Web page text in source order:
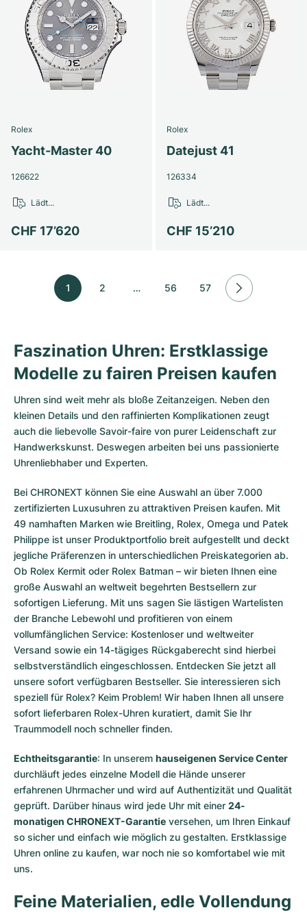
Rolex
Yacht-Master 40
126622
CHF 17’620
Lädt...
Rolex
Datejust 41
126334
CHF 15’210
Lädt...
1 2 … 56 57
Faszination Uhren: Erstklassige
Modelle zu fairen Preisen kaufen
Uhren sind weit mehr als bloße Zeitanzeigen. Neben den
kleinen Details und den raffinierten Komplikationen zeugt
auch die liebevolle Savoir-faire von purer Leidenschaft zur
Handwerkskunst. Deswegen arbeiten bei uns passionierte
Uhrenliebhaber und Experten.
Bei CHRONEXT können Sie eine Auswahl an über 7.000
zertifizierten Luxusuhren zu attraktiven Preisen kaufen. Mit
49 namhaften Marken wie Breitling, Rolex, Omega und Patek
Philippe ist unser Produktportfolio breit aufgestellt und deckt
jegliche Präferenzen in unterschiedlichen Preiskategorien ab.
Ob Rolex Kermit oder Rolex Batman – wir bieten Ihnen eine
große Auswahl an weltweit begehrten Bestsellern zur
sofortigen Lieferung. Mit uns sagen Sie lästigen Wartelisten
der Branche Lebewohl und profitieren von einem
vollumfänglichen Service: Kostenloser und weltweiter
Versand sowie ein 14-tägiges Rückgaberecht sind hierbei
selbstverständlich eingeschlossen. Entdecken Sie jetzt all
unsere sofort verfügbaren Bestseller. Sie interessieren sich
speziell für Rolex? Keim Problem! Wir haben Ihnen all unsere
sofort lieferbaren Rolex-Uhren kuratiert, damit Sie Ihr
Traummodell noch schneller finden.
Echtheitsgarantie: In unserem hauseigenen Service Center
durchläuft jedes einzelne Modell die Hände unserer
erfahrenen Uhrmacher und wird auf Authentizität und Qualität
geprüft. Darüber hinaus wird jede Uhr mit einer 24-
monatigen CHRONEXT-Garantie versehen, um Ihren Einkauf
so sicher und einfach wie möglich zu gestalten. Erstklassige
Uhren online zu kaufen, war noch nie so komfortabel wie mit
uns.
Feine Materialien, edle Vollendung